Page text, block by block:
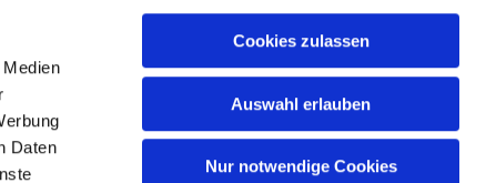
Daten
Cookies zulassen
Auswahl erlauben
Nur notwendige Cookies
Ruhr